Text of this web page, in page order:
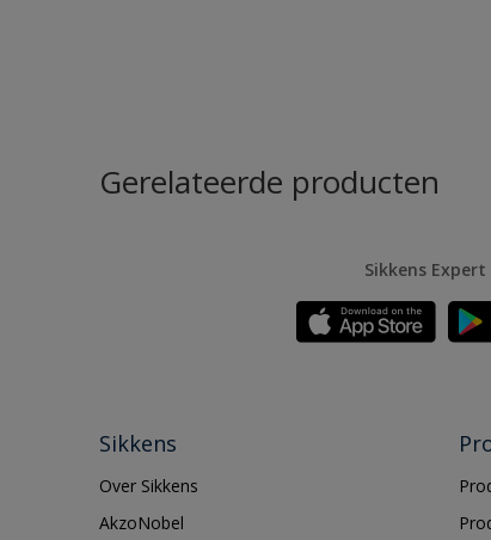
Gerelateerde producten
Sikkens Expert
Sikkens
Over Sikkens
AkzoNobel